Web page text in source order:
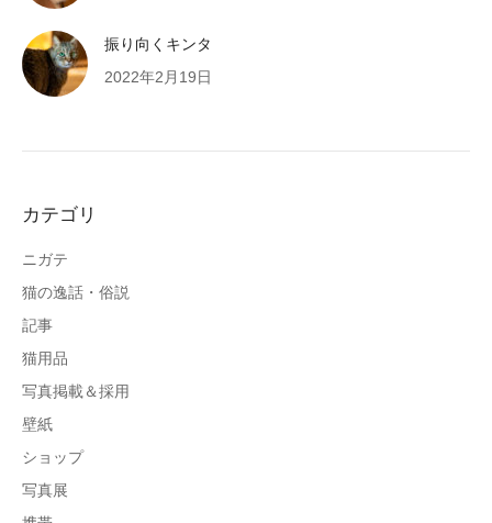
振り向くキンタ
2022年2月19日
カテゴリ
ニガテ
猫の逸話・俗説
記事
猫用品
写真掲載＆採用
壁紙
ショップ
写真展